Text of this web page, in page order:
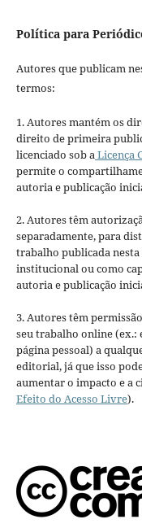
Política para
Autores que publicam
termos:
1. Autores mantém os
direito de primeira
licenciado sob aLicença
permite o
autoria e publicação
2. Autores têm
separadamente, para
trabalho publicada
institucional ou como
autoria e publicação
3. Autores têm
seu trabalho online
página pessoal) a
editorial, já que isso
aumentar o impacto e a
Efeito do Acesso Livre).